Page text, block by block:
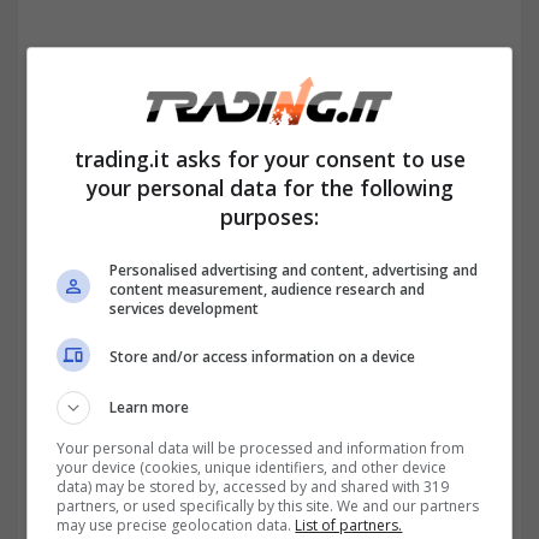
Riduzione Irpef e taglio del prelievo sul lavoro
trading.it asks for your consent to use
your personal data for the following
purposes:
Personalised advertising and content, advertising and
content measurement, audience research and
services development
Store and/or access information on a device
Learn more
Your personal data will be processed and information from
your device (cookies, unique identifiers, and other device
data) may be stored by, accessed by and shared with 319
partners, or used specifically by this site. We and our partners
may use precise geolocation data. List of partners.